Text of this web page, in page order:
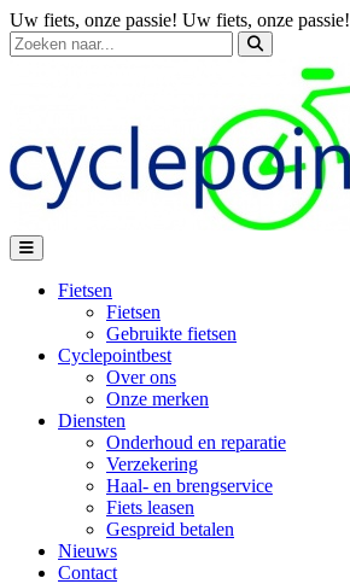
Uw fiets, onze passie! Uw fiets, onze passie!
Fietsen
Fietsen
Gebruikte fietsen
Cyclepointbest
Over ons
Onze merken
Diensten
Onderhoud en reparatie
Verzekering
Haal- en brengservice
Fiets leasen
Gespreid betalen
Nieuws
Contact